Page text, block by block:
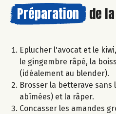
Préparation de la
Eplucher l'avocat et le
le gingembre râpé, la
(idéalement au blender).
Brosser la betterave
abîmées) et la râper.
Concasser les amandes